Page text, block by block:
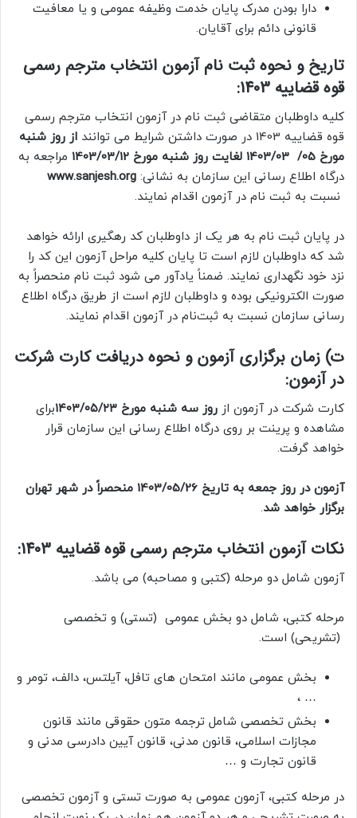
دارا بودن مدرک پایان خدمت وظیفه عمومی و یا معافیت
قانونی دائم برای آقایان.
تاریخ و نحوهثبت نام آزمون انتخاب مترجم رسمی
قوه قضاییه 1403
:
کلیه داوطلبان متقاضی ثبت نام در آزمون انتخاب مترجم رسمی
قوه قضاییه 1403 در صورت داشتن شرایط می توانند
از روز شنبه
مورخ 05/ 1403/03 لغایت روز شنبه مورخ 1403/03/12
مراجعه به
درگاه اطلاع رسانی این سازمان به نشانی: www.sanjesh.org
نسبت به ثبت نام در آزمون اقدام نمایند.
در پایان ثبت نام به هر یک از داوطلبان کد رهگیری ارائه خواهد
شد که داوطلبان لازم است تا پایان کلیه مراحل آزمون این کد را
نزد خود نگهداری نمایند. ضمناً یادآور می شود ثبت نام منحصراً به
صورت الکترونیکی بوده و داوطلبان لازم است از طریق درگاه اطلاع
رسانی سازمان نسبت به ثبت‌نام در آزمون اقدام نمایند.
ت) زمان برگزاری آزمون و نحوه دریافت کارت شرکت
در آزمون:
کارت شرکت در آزمون از روز سه شنبه مورخ ۱۴۰۳/۰۵/۲۳
برای
مشاهده و پرینت بر روی درگاه اطلاع رسانی این سازمان قرار
خواهد گرفت.
آزمون در روز جمعه به تاریخ 1403/05/26 منحصراً در شهر تهران
برگزار خواهد شد.
نکات آزمون انتخاب مترجم رسمی قوه قضاییه 1403:
آزمون شامل دو مرحله (کتبی و مصاحبه) می باشد.
مرحله کتبی، شامل دو بخش عمومی (تستی) و تخصصی
(تشریحی) است.
بخش عمومی مانند امتحان های تافل، آیلتس، دالف، تومر و
… ،
بخش تخصصی شامل ترجمه متون حقوقی مانند قانون
مجازات اسلامی، قانون مدنی، قانون آیین دادرسی مدنی و
قانون تجارت و …
در مرحله کتبی، آزمون عمومی به صورت تستی و آزمون تخصصی